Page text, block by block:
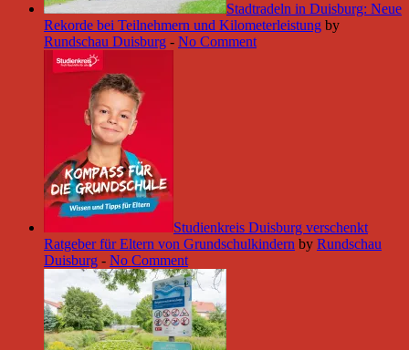
Stadtradeln in Duisburg: Neue
Rekorde bei Teilnehmern und Kilometerleistung by
Rundschau Duisburg - No Comment
Studienkreis Duisburg verschenkt
Ratgeber für Eltern von Grundschulkindern by Rundschau
Duisburg - No Comment